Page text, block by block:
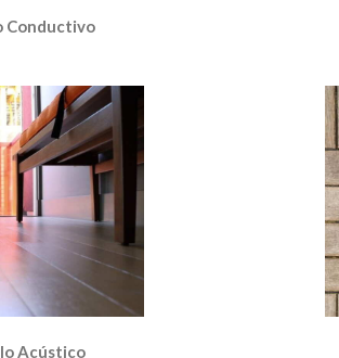
Conductivo
Acústico